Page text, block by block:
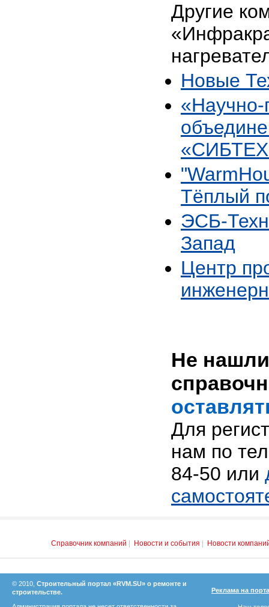
Другие
Новые
«Научно-
Тёплый
ЭСБ-
Запад
Центр
Не
Для
нам по
84-50 или
Справочник компаний Новости и события Новости
© 2010, Строительный портал «RVM.SU» о ремонте и
строительстве.
Реклама на